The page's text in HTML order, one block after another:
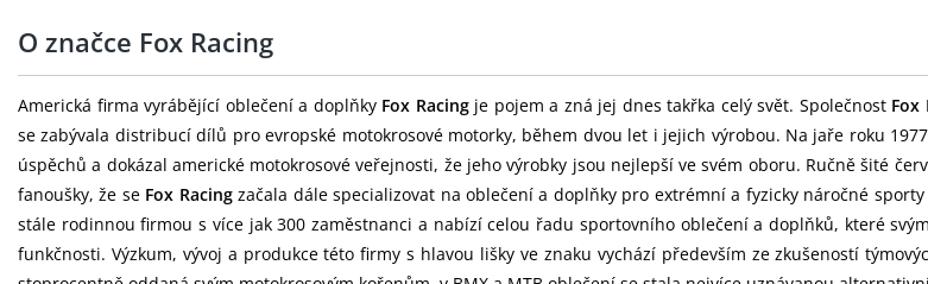
O značce Fox Racing
Americká firma vyrábějící oblečení a doplňky Fox Racingje pojem a zná jej dnes takřka celý svět. Společnost Fox
se zabývala distribucí dílů pro evropské motokrosové motorky, během dvou let i jejich výrobou. Na jaře roku
úspěchů a dokázal americké motokrosové veřejnosti, že jeho výrobky jsou nejlepší ve svém oboru. Ručně šité
fanoušky, že se Fox Racingzačala dále specializovat na oblečení a doplňky pro extrémní a fyzicky náročné
stále rodinnou firmou s více jak 300 zaměstnanci a nabízí celou řadu sportovního oblečení a doplňků, které
funkčnosti. Výzkum, vývoj a produkce této firmy s hlavou lišky ve znaku vychází především ze zkušeností